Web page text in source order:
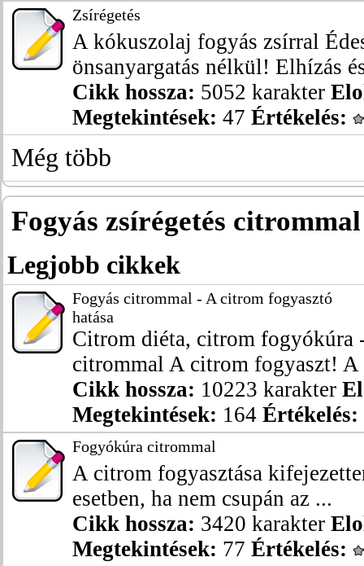
Zsírégetés
A kókuszolaj fogyás zsírral
önsanyargatás nélkül! Elhízás
Cikk hossza: 5052 karakter
Megtekintések: 47 Értékelés:
Még több
Fogyás zsírégetés citrommal
Legjobb cikkek
Fogyás citrommal - A citrom fogyasztó
hatása
Citrom diéta, citrom fogyókúra
citrommal A citrom fogyaszt! A
Cikk hossza: 10223 karakter
Megtekintések: 164 Értékelés:
Fogyókúra citrommal
A citrom fogyasztása
esetben, ha nem csupán az ...
Cikk hossza: 3420 karakter
Megtekintések: 77 Értékelés: